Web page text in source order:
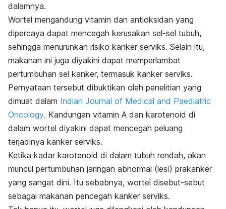
dalamnya.
Wortel mengandung vitamin dan antioksidan yang
dipercaya dapat mencegah kerusakan sel-sel tubuh,
sehingga menurunkan risiko kanker serviks. Selain itu,
makanan ini juga diyakini dapat memperlambat
pertumbuhan sel kanker, termasuk kanker serviks.
Pernyataan tersebut dibuktikan oleh penelitian yang
dimuat dalam Indian Journal of Medical and Paediatric
Oncology. Kandungan vitamin A dan karotenoid di
dalam wortel diyakini dapat mencegah peluang
terjadinya kanker serviks.
Ketika kadar karotenoid di dalam tubuh rendah, akan
muncul pertumbuhan jaringan abnormal (lesi) prakanker
yang sangat dini. Itu sebabnya, wortel disebut-sebut
sebagai makanan pencegah kanker serviks.